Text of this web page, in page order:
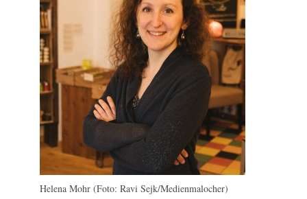
Helena Mohr (Foto: Ravi Sejk/Medienmalocher)